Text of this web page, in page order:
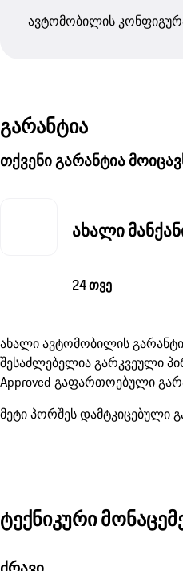
ავტომობილის
გარანტია
თქვენი გარანტია
ახალი
24 თვე
ახალი ავტომობილის
შესაძლებელია გარკვეული
Approved გაფართოებული
მეტი პორშეს დამტკიცებული
ტექნიკური